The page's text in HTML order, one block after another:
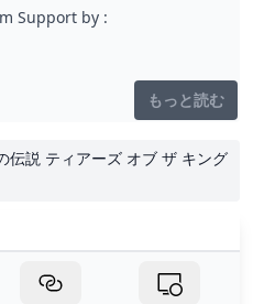
Support by :
もっと読む
伝説 ティアーズ オブ ザ キング